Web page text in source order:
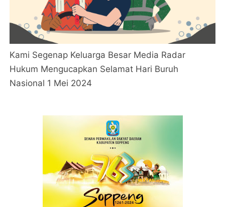
Kami Segenap Keluarga Besar Media Radar
Hukum Mengucapkan Selamat Hari Buruh
Nasional 1 Mei 2024